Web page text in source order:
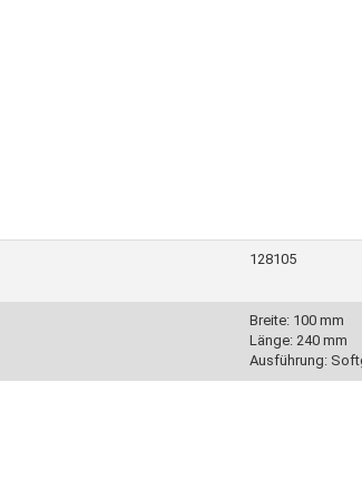
128105
Breite: 100 mm
Länge: 240 mm
Ausführung: